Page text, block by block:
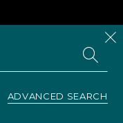
ADVANCED SEARCH